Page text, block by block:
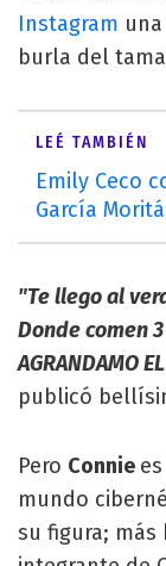
Instagram
burla del
LEÉ TAMBIÉN
Emily Ceco
García
"Te llego al
Donde comen
AGRANDAMO
publicó
Pero Connie
mundo
su figura;